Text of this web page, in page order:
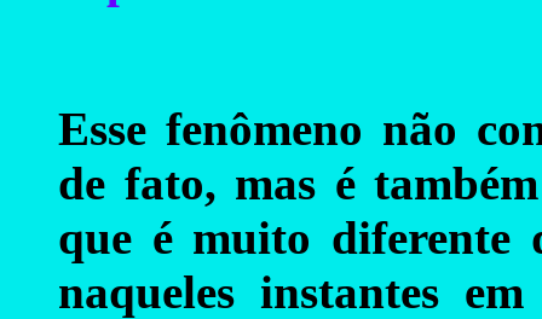
Esse fenômeno não
de fato, mas é
que é muito diferente
naqueles instantes